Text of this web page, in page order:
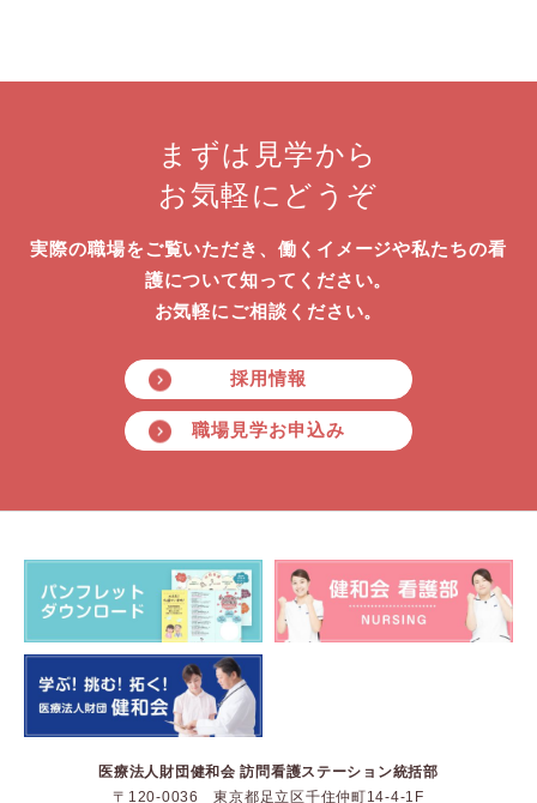
まずは見学から
お気軽にどうぞ
実際の職場をご覧いただき、働くイメージや私たちの看
護について知ってください。
お気軽にご相談ください。
採用情報
職場見学お申込み
医療法人財団健和会 訪問看護ステーション統括部
〒120-0036 東京都足立区千住仲町14-4-1F